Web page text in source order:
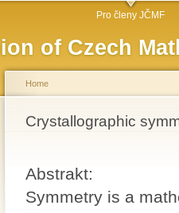
of Czech
Pro členy JČMF
You are here
Home
Crystallographic
Abstrakt:
Symmetry is a